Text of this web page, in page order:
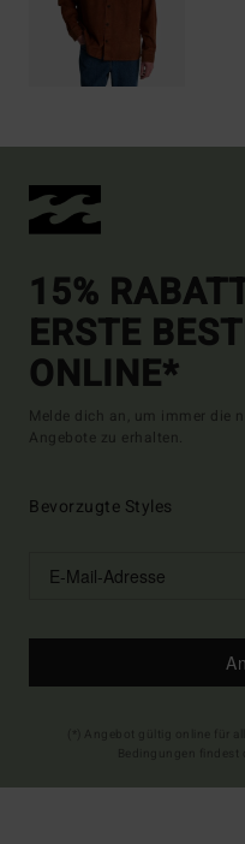
15%
ERSTE
ONLINE*
Melde dich an, um immer die
Angebote zu erhalten.
Bevorzugte Styles